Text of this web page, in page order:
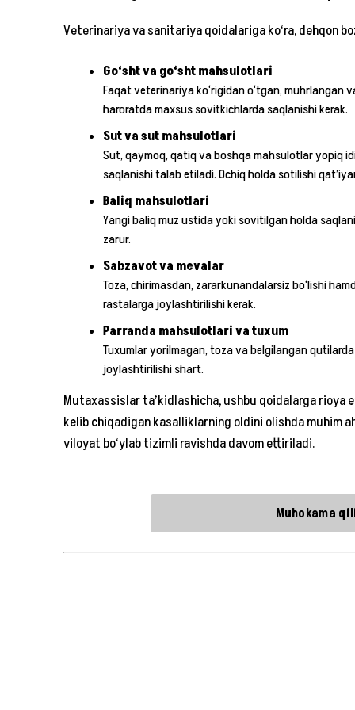
Veterinariya va sanitariya qoidalariga ko‘ra, dehqon
Go‘sht va go‘sht mahsulotlari
Faqat veterinariya ko‘rigidan o‘tgan, muhrlangan
haroratda maxsus sovitkichlarda saqlanishi kerak.
Sut va sut mahsulotlari
Sut, qaymoq, qatiq va boshqa mahsulotlar yopiq
saqlanishi talab etiladi. Ochiq holda sotilishi
Baliq mahsulotlari
Yangi baliq muz ustida yoki sovitilgan holda
zarur.
Sabzavot va mevalar
Toza, chirimasdan, zararkunandalarsiz bo‘lishi
rastalarga joylashtirilishi kerak.
Parranda mahsulotlari va tuxum
Tuxumlar yorilmagan, toza va belgilangan
joylashtirilishi shart.
Mutaxassislar ta’kidlashicha, ushbu qoidalarga rioya
kelib chiqadigan kasalliklarning oldini olishda muhim
viloyat bo‘ylab tizimli ravishda davom ettiriladi.
Muhokama